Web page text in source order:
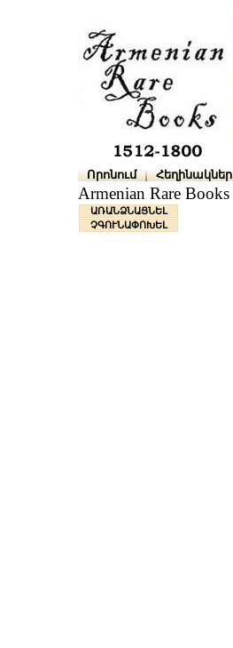
Որոնում Հեղինակներ
Armenian Rare Books
ԱՌԱՆՁՆԱՑՆԵԼ
ՉԳՈՒՆԱՓՈԽԵԼ